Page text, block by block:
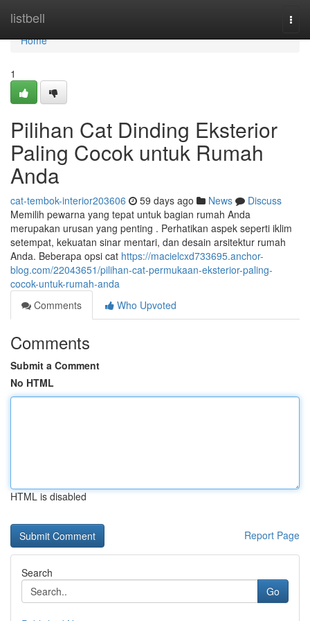
listbell
Home
Home
1
Pilihan Cat Dinding Eksterior
Paling Cocok untuk Rumah
Anda
cat-tembok-interior203606 59 days ago News
Discuss
Memilih pewarna yang tepat untuk bagian rumah Anda
merupakan urusan yang penting . Perhatikan aspek seperti iklim
setempat, kekuatan sinar mentari, dan desain arsitektur rumah
Anda. Beberapa opsi cat https://macielcxd733695.anchor-
blog.com/22043651/pilihan-cat-permukaan-eksterior-paling-
cocok-untuk-rumah-anda
Comments
Who Upvoted
Comments
Submit a Comment
No HTML
HTML is disabled
Report Page
Search
Go